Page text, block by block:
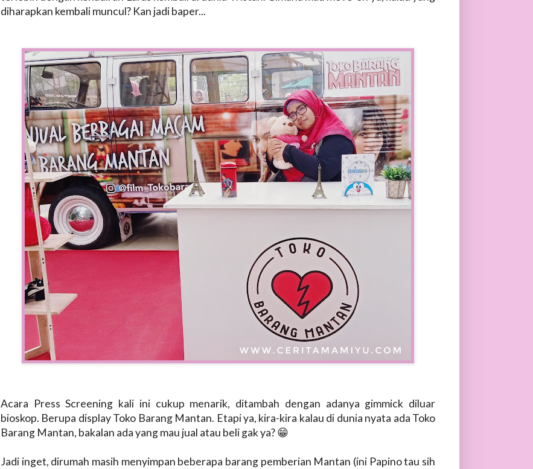
diharapkan kembali muncul? Kan jadi baper...
Acara Press Screening kali ini cukup menarik, ditambah dengan adanya gimmick diluar
bioskop. Berupa display Toko Barang Mantan. Etapi ya, kira-kira kalau di dunia nyata ada Toko
Barang Mantan, bakalan ada yang mau jual atau beli gak ya? 😁
Jadi inget, dirumah masih menyimpan beberapa barang pemberian Mantan (ini Papino tau sih